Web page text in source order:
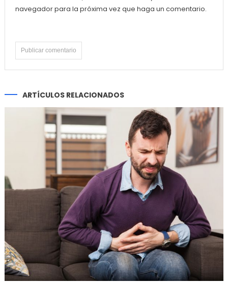
navegador para la próxima vez que haga un comentario.
ARTÍCULOS RELACIONADOS